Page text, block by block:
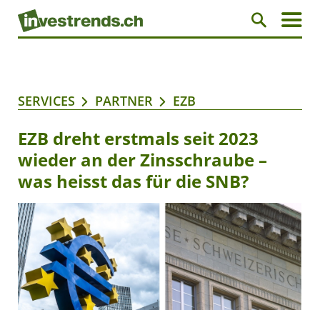
SERVICES PARTNER EZB
EZB dreht erstmals seit 2023
wieder an der Zinsschraube –
was heisst das für die SNB?